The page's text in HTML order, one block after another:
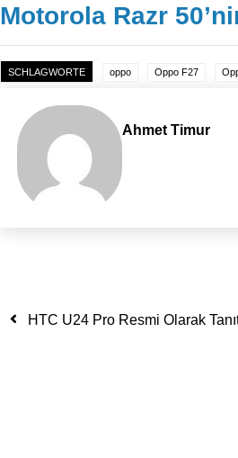
Motorola Razr
SCHLAGWORTE oppo Oppo F27
Ahmet Timur
Yazı dolaşımı
HTC U24 Pro Resmi Olarak